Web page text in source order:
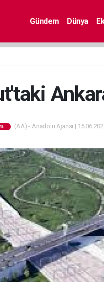
Gündem Dünya
(AA) - Anadolu Ajansı |